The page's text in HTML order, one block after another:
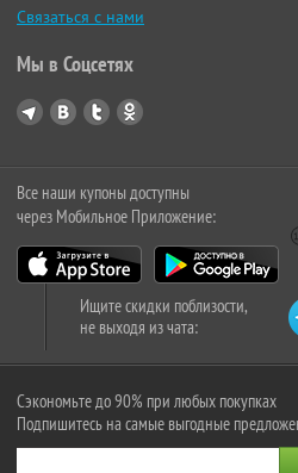
Связаться с нами
Мы в Соцсетях
Все наши купоны доступны
через Мобильное Приложение:
Ищите скидки поблизости,
не выходя из чата:
Сэкономьте до 90% при любых покупках
Подпишитесь на самые выгодные